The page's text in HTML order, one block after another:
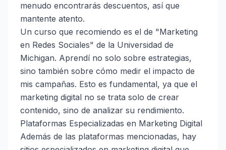
menudo encontrarás descuentos, así que
mantente atento.
Un curso que recomiendo es el de "Marketing
en Redes Sociales" de la Universidad de
Michigan. Aprendí no solo sobre estrategias,
sino también sobre cómo medir el impacto de
mis campañas. Esto es fundamental, ya que el
marketing digital no se trata solo de crear
contenido, sino de analizar su rendimiento.
Plataformas Especializadas en Marketing Digital
Además de las plataformas mencionadas, hay